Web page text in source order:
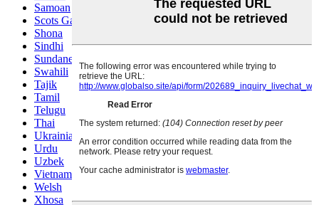
Samoan
Scots Gaelic
Shona
Sindhi
Sundanese
Swahili
Tajik
Tamil
Telugu
Thai
Ukrainian
Urdu
Uzbek
Vietnamese
Welsh
Xhosa